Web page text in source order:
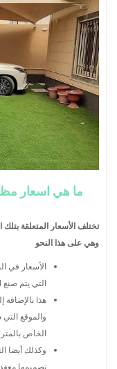
ما هي اسعار
تختلف الأسعار المتعلقة
وهي على هذا النحو
الأسعار في
التي يتم صنع
هذا بالإضافة
والموقع
الخاص
وكذلك أيضا
تصميمها